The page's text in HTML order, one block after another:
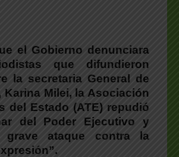
el Gobierno denunciara
que difundieron
la secretaria General de
Karina Milei, la Asociación
del Estado (ATE) repudió
del Poder Ejecutivo y
grave ataque contra la
”.